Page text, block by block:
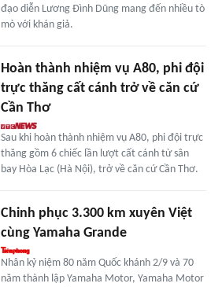
đạo diễn Lương Đình Dũng mang đến nhiều tò
mò với khán giả.
Hoàn thành nhiệm vụ A80, phi đội
trực thăng cất cánh trở về căn cứ
Cần Thơ
Sau khi hoàn thành nhiệm vụ A80, phi đội trực
thăng gồm 6 chiếc lần lượt cất cánh từ sân
bay Hòa Lạc (Hà Nội), trở về căn cứ Cần Thơ.
Chinh phục 3.300 km xuyên Việt
cùng Yamaha Grande
Nhân kỷ niệm 80 năm Quốc khánh 2/9 và 70
năm thành lập Yamaha Motor, Yamaha Motor